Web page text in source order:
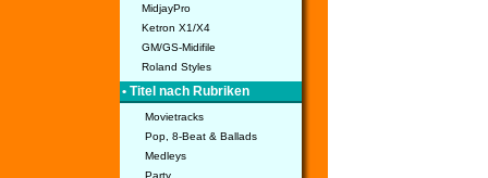
MidjayPro
Ketron X1/X4
GM/GS-Midifile
Roland Styles
• Titel nach Rubriken
Movietracks
Pop, 8-Beat & Ballads
Medleys
Party